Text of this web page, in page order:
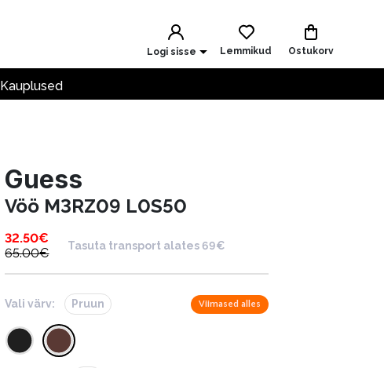
Logi sisse Lemmikud Ostukorv
Kauplused
Guess
Vöö M3RZ09 L0S50
32.50€
65.00€
Tasuta transport alates 69€
Vali värv: Pruun Viimased alles